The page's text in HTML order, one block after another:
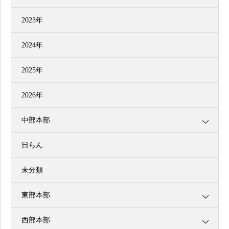
2023年
2024年
2025年
2026年
中部本部
日らん
未分類
東部本部
西部本部